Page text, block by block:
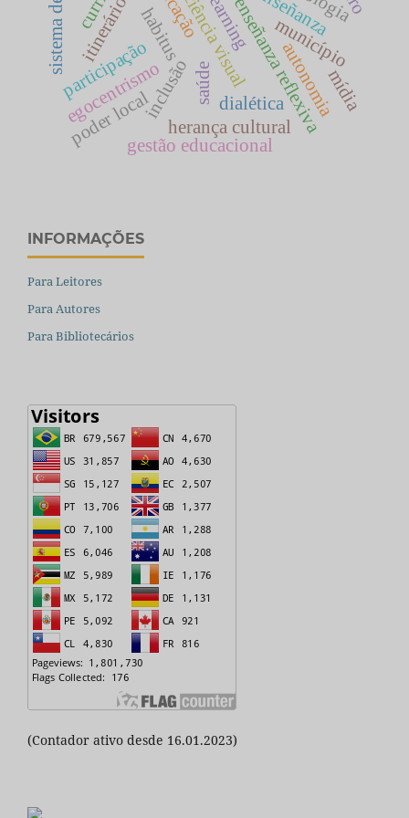
deficiência visual
inclusão enseñanza reflexiva
habitus
herança cultural
saúde
participação
dialética
egocentrismo
município
autonomia
poder localgestão educacional
mídia
INFORMAÇÕES
Para Leitores
Para Autores
Para Bibliotecários
(Contador ativo desde 16.01.2023)